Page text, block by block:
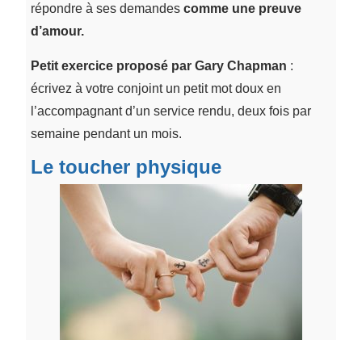
répondre à ses demandes comme une preuve
d’amour.
Petit exercice proposé par Gary Chapman :
écrivez à votre conjoint un petit mot doux en
l’accompagnant d’un service rendu, deux fois par
semaine pendant un mois.
Le toucher physique